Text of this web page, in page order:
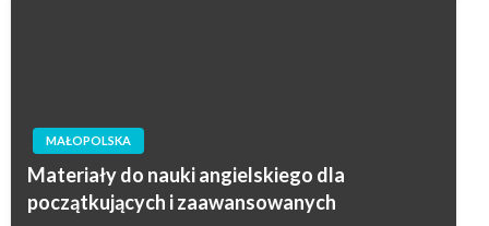
MAŁOPOLSKA
Materiały do nauki angielskiego dla
początkujących i zaawansowanych